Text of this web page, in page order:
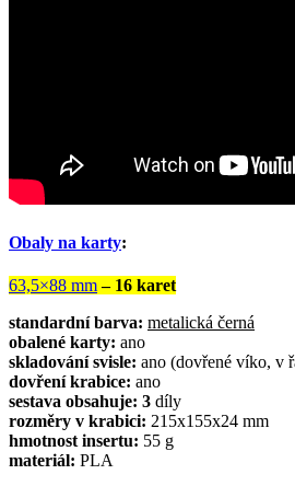
Obaly na karty:
63,5×88 mm – 16 karet
standardní barva: metalická černá
obalené karty: ano
skladování svisle: ano (dovřené víko, v
dovření krabice: ano
sestava obsahuje: 3 díly
rozměry v krabici: 215x155x24 mm
hmotnost insertu: 55 g
materiál: PLA